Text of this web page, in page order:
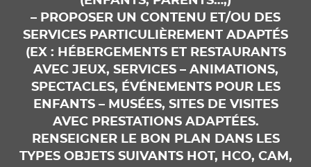
– PROPOSER UN CONTENU ET/OU DES
SERVICES PARTICULIÈREMENT ADAPTÉS
(EX : HÉBERGEMENTS ET RESTAURANTS
AVEC JEUX, SERVICES – ANIMATIONS,
SPECTACLES, ÉVÉNEMENTS POUR LES
ENFANTS – MUSÉES, SITES DE VISITES
AVEC PRESTATIONS ADAPTÉES.
RENSEIGNER LE BON PLAN DANS LES
TYPES OBJETS SUIVANTS HOT, HCO, CAM,